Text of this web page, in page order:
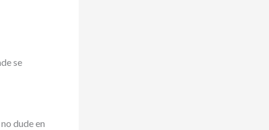
se
no dude en